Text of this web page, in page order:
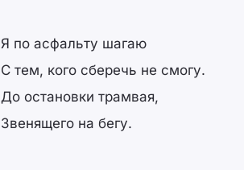
Я по асфальту шагаю
С тем, кого сберечь не смогу.
До остановки трамвая,
Звенящего на бегу.